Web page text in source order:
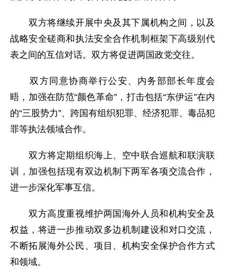
双方将继续开展中央及其下属机构之间，以及
战略安全磋商和执法安全合作机制框架下高级别代
表之间的互信对话。双方将促进两国政党交往。
双方同意协商举行公安、内务部部长年度会
晤，加强在防范“颜色革命”，打击包括“东伊运”在内
的“三股势力”、跨国有组织犯罪、经济犯罪、毒品犯
罪等执法领域合作。
双方将定期组织海上、空中联合巡航和联演联
训，加强包括现有双边机制下两军各项交流合作，
进一步深化军事互信。
双方高度重视维护两国海外人员和机构安全及
权益，将进一步推动双多边机制建设和对口交流，
不断拓展海外公民、项目、机构安全保护合作方式
和领域。